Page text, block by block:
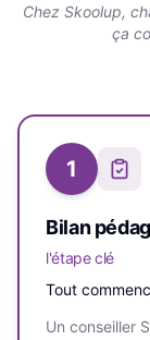
Chez Skoolup,
ça
1
Bilan
l'étape clé
Tout
Un conseiller